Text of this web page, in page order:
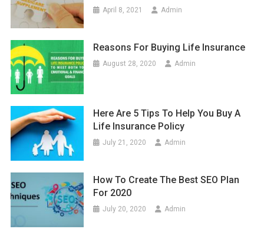
April 8, 2021 Admin
Reasons For Buying Life Insurance
August 28, 2020 Admin
Here Are 5 Tips To Help You Buy A
Life Insurance Policy
July 21, 2020 Admin
How To Create The Best SEO Plan
For 2020
July 20, 2020 Admin